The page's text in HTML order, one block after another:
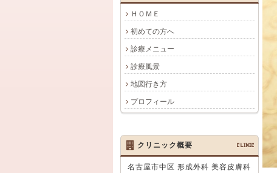
ＨＯＭＥ
初めての方へ
診療メニュー
診療風景
地図行き方
プロフィール
クリニック概要 CLINIC
名古屋市中区 形成外科 美容皮膚科